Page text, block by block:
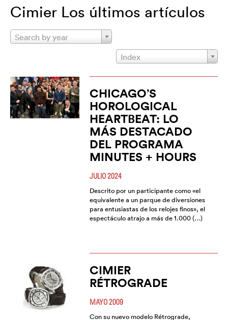
Cimier Los últimos artículos
Search by year
Index
CHICAGO’S
HOROLOGICAL
HEARTBEAT: LO
MÁS DESTACADO
DEL PROGRAMA
MINUTES + HOURS
JULIO 2024
Descrito por un participante como «el
equivalente a un parque de diversiones
para entusiastas de los relojes finos», el
espectáculo atrajo a más de 1.000 (…)
CIMIER
RÉTROGRADE
MAYO 2009
Con su nuevo modelo Rétrograde,